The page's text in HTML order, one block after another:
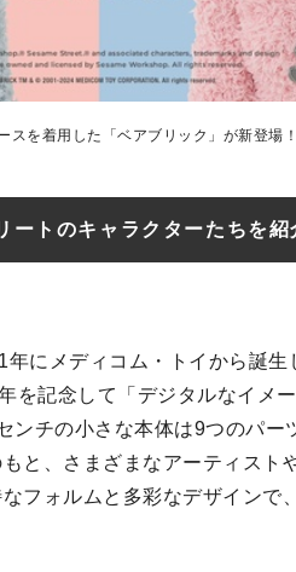
スを着⽤した「ベアブリック」が新登場！
ートのキャラクターたちを紹
にメディコム・トイから誕生
を記念して「デジタルなイメ
ンチの小さな本体は9つのパー
と、さまざまなアーティスト
フォルムと多彩なデザインで